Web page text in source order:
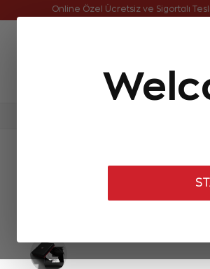
Online Özel Ücretsiz ve Sigortalı
Aynı Gün